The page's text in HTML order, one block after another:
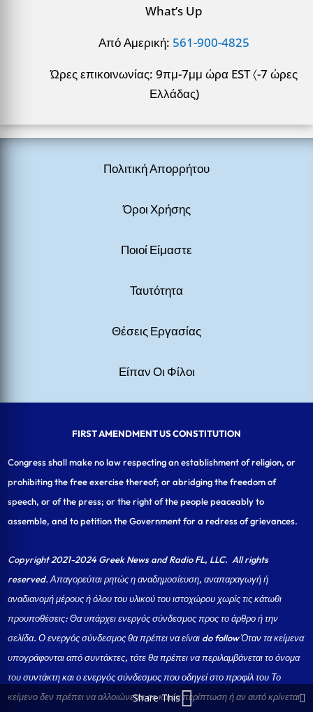
What’s Up
Από Αμερική: 561-900-4825
Ώρες επικοινωνίας: 9πμ-7μμ ώρα EST 〈-7 ώρες
Ελλάδας)
Πολιτική Απορρήτου
Όροι Χρήσης
Ποιοί Είμαστε
Ταυτότητα
Θέσεις Εργασίας
Είπαν Οι Φίλοι
FIRST AMENDMENT US CONSTITUTION
Congress shall make no law respecting an establishment of religion, or
prohibiting the free exercise thereof; or abridging the freedom of
speech, or of the press; or the right of the people peaceably to
assemble, and to petition the Government for a redress of grievances.
Copyright 2021-2024 Greek News and Radio FL, LLC. All rights
reserved. Απαγορεύται ρητώς η αναδημοσίευση, αναπαραγωγή ή
αναδιανομή μέρους ή όλου του υλικού του ιστοχώρου χωρίς τις κάτωθι
προυποθέσεις: Θα υπάρχει ενεργός σύνδεσμος προς το άρθρο ή την
σελίδα.Ο ενεργός σύνδεσμος θα πρέπει να είναι do follow Όταν τα κείμενα
υπογράφονται από συντάκτες, τότε θα πρέπει να περιλαμβάνεται το όνομα
του συντάκτη και ο ενεργός σύνδεσμος που οδηγεί στο προφίλ του Το
κείμενο δεν πρέπει να αλλοιώνεται σε καμία περίπτωση ή αν αυτό κρίνεται
Share This